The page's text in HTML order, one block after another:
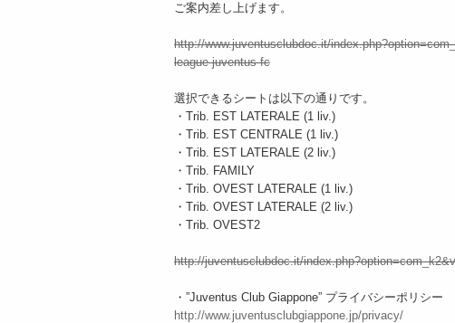
ご案内差し上げます。
http://www.juventusclubdoc.it/
league-juventus-fc
選択できるシートは以下の通りです。
・Trib. EST LATERALE (1 liv.)
・Trib. EST CENTRALE (1 liv.)
・Trib. EST LATERALE (2 liv.)
・Trib. FAMILY
・Trib. OVEST LATERALE (1 liv.)
・Trib. OVEST LATERALE (2 liv.)
・Trib. OVEST2
http://juventusclubdoc.it/
・”Juventus Club Giappone” プライバシーポリシー
http://www.juventusclubgiappone.jp/privacy/